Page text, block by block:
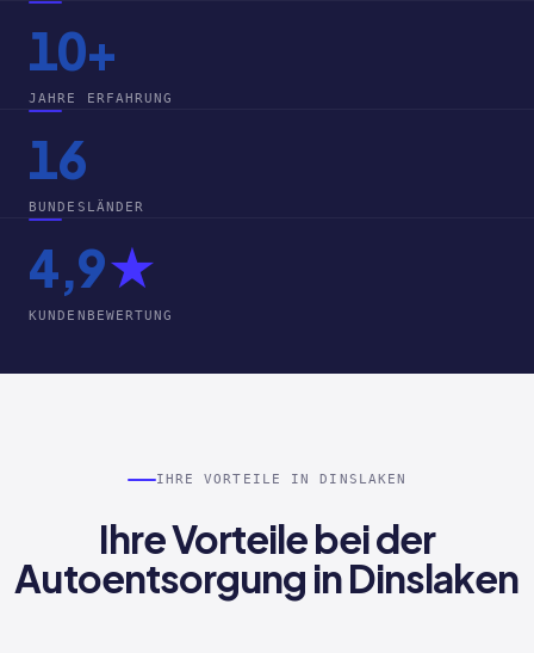
10+
JAHRE ERFAHRUNG
16
BUNDESLÄNDER
4,9★
KUNDENBEWERTUNG
IHRE VORTEILE IN DINSLAKEN
Ihre Vorteile bei der
Autoentsorgung in Dinslaken